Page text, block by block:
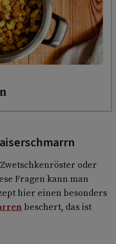
oder
Fragen kann man
hier einen besonders
beschert, das ist